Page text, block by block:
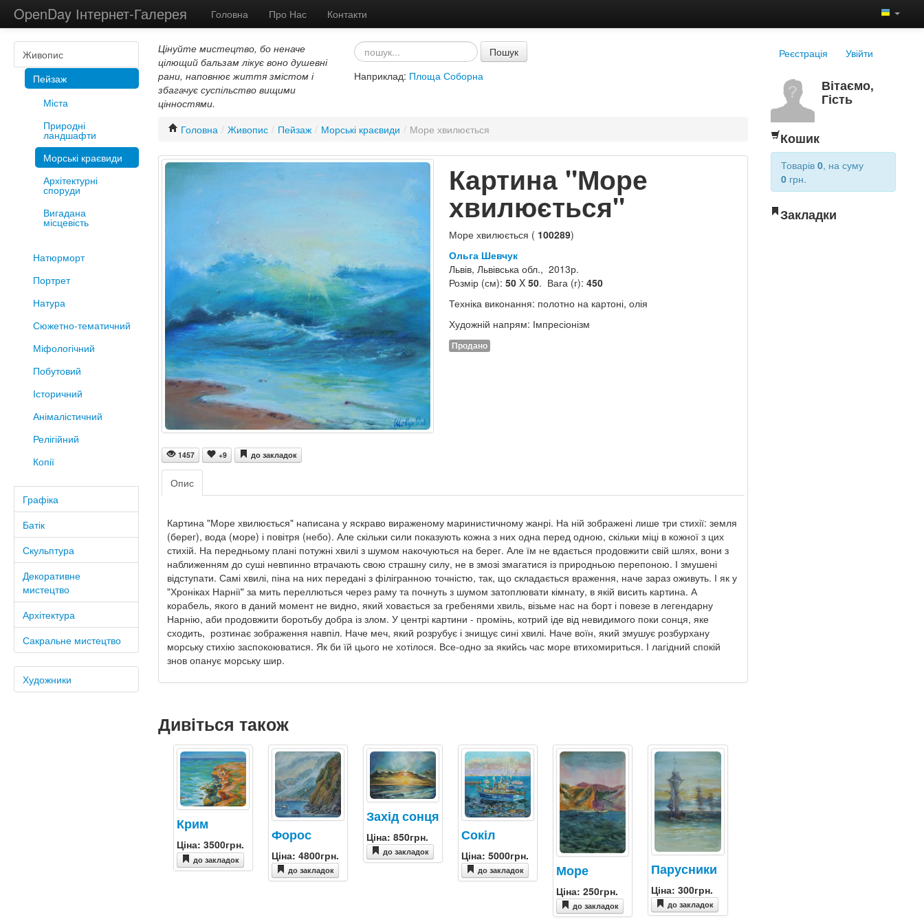
OpenDay Інтернет-Галерея Головна Про Нас Контакти
Живопис
Пейзаж
Міста
Природні
ландшафти
Морські краєвиди
Архітектурні
споруди
Вигадана
місцевість
Натюрморт
Портрет
Натура
Сюжетно-тематичний
Міфологічний
Побутовий
Історичний
Анімалістичний
Релігійний
Копії
Графіка
Батік
Скульптура
Декоративне
мистецтво
Архітектура
Сакральне мистецтво
Художники
Цінуйте мистецтво, бо неначе
цілющий бальзам лікує воно душевні
рани, наповнює життя змістом і
збагачує суспільство вищими
цінностями.
Пошук
Наприклад: Площа Соборна
Головна / Живопис / Пейзаж / Морські краєвиди / Море хвилюється
1457 +9 до закладок
Картина "Море
хвилюється"
Море хвилюється ( 100289)
Ольга Шевчук
Львів, Львівська обл., 2013р.
Розмір (см): 50X 50. Вага (г): 450
Техніка виконання: полотно на картоні, олія
Художній напрям: Імпресіонізм
Продано
Опис
Картина "Море хвилюється" написана у яскраво вираженому маринистичному жанрі. На ній зображені лише три стихії: земля
(берег), вода (море) і повітря (небо). Але скільки сили показують кожна з них одна перед одною, скільки міці в кожної з цих
стихій. На передньому плані потужні хвилі з шумом накочуються на берег. Але їм не вдається продовжити свій шлях, вони з
наближенням до суші невпинно втрачають свою страшну силу, не в змозі змагатися із природньою перепоною. І змушені
відступати. Самі хвилі, піна на них передані з філігранною точністю, так, що складається враження, наче зараз оживуть. І як у
"Хроніках Нарнії" за мить переллються через раму та почнуть з шумом затоплювати кімнату, в якій висить картина. А
корабель, якого в даний момент не видно, який ховається за гребенями хвиль, візьме нас на борт і повезе в легендарну
Нарнію, аби продовжити боротьбу добра із злом. У центрі картини - промінь, котрий іде від невидимого поки сонця, яке
сходить, розтинає зображення навпіл. Наче меч, який розрубує і знищує сині хвилі. Наче воїн, який змушує розбурхану
морську стихію заспокоюватися. Як би їй цього не хотілося. Все-одно за якийсь час море втихомириться. І лагідний спокій
знов опанує морську шир.
Дивіться також
Крим
Ціна: 3500грн.
до закладок
Форос
Ціна: 4800грн.
до закладок
Захід сонця
Ціна: 850грн.
до закладок
Сокіл
Ціна: 5000грн.
до закладок Море
Ціна: 250грн.
до закладок
Парусники
Ціна: 300грн.
до закладок
Реєстрація Увійти
Вітаємо,
Гість
Кошик
Товарів0, на суму
0 грн.
Закладки